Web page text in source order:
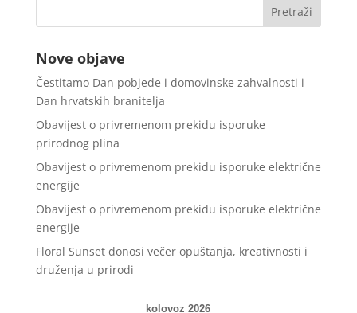
Nove objave
Čestitamo Dan pobjede i domovinske zahvalnosti i
Dan hrvatskih branitelja
Obavijest o privremenom prekidu isporuke
prirodnog plina
Obavijest o privremenom prekidu isporuke električne
energije
Obavijest o privremenom prekidu isporuke električne
energije
Floral Sunset donosi večer opuštanja, kreativnosti i
druženja u prirodi
kolovoz 2026